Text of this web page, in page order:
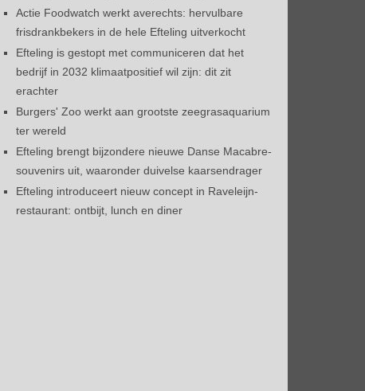
Actie Foodwatch werkt averechts: hervulbare
frisdrankbekers in de hele Efteling uitverkocht
Efteling is gestopt met communiceren dat het
bedrijf in 2032 klimaatpositief wil zijn: dit zit
erachter
Burgers' Zoo werkt aan grootste zeegrasaquarium
ter wereld
Efteling brengt bijzondere nieuwe Danse Macabre-
souvenirs uit, waaronder duivelse kaarsendrager
Efteling introduceert nieuw concept in Raveleijn-
restaurant: ontbijt, lunch en diner